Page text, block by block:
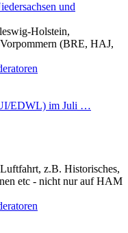
und
Holstein,
(BRE, HAJ,
EDWL) im Juli …
z.B. Historisches,
etc - nicht nur auf HAM